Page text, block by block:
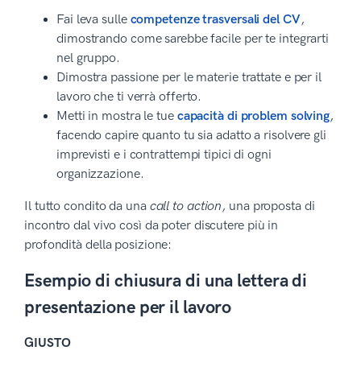
Fai leva sulle competenze trasversali del CV,
dimostrando come sarebbe facile per te integrarti
nel gruppo.
Dimostra passione per le materie trattate e per il
lavoro che ti verrà offerto.
Metti in mostra le tue capacità di problem solving,
facendo capire quanto tu sia adatto a risolvere gli
imprevisti e i contrattempi tipici di ogni
organizzazione.
Il tutto condito da una call to action, una proposta di
incontro dal vivo così da poter discutere più in
profondità della posizione:
Esempio di chiusura di una lettera di
presentazione per il lavoro
GIUSTO